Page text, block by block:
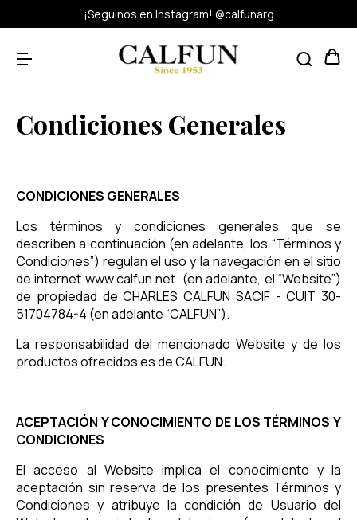
¡Seguinos en Instagram! @calfunarg
Condiciones Generales
CONDICIONES GENERALES
Los términos y condiciones generales que se
describen a continuación (en adelante, los “Términos y
Condiciones”) regulan el uso y la navegación en el sitio
de internet www.calfun.net(en adelante, el “Website”)
de propiedad de CHARLES CALFUN SACIF - CUIT 30-
51704784-4 (en adelante “CALFUN”).
La responsabilidad del mencionado Website y de los
productos ofrecidos es de CALFUN.
ACEPTACIÓN Y CONOCIMIENTO DE LOS TÉRMINOS Y
CONDICIONES
El acceso al Website implica el conocimiento y la
aceptación sin reserva de los presentes Términos y
Condiciones y atribuye la condición de Usuario del